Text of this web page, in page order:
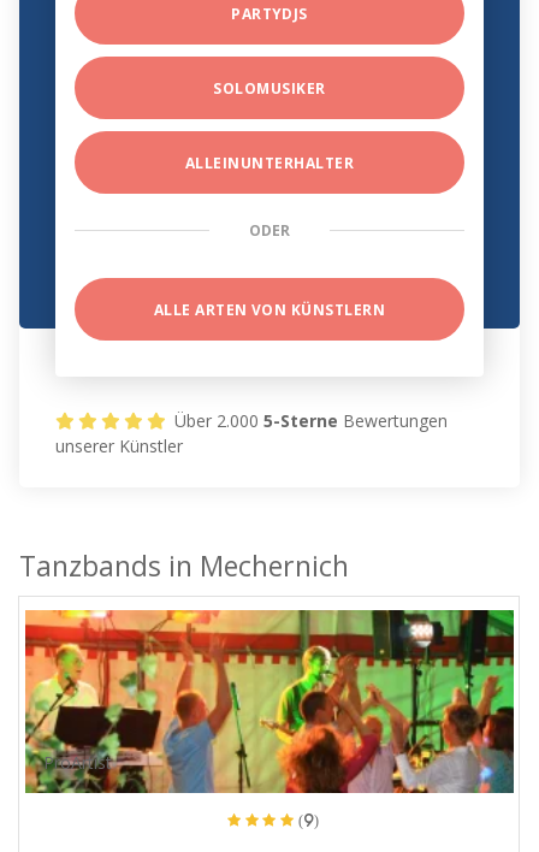
PARTYDJS
SOLOMUSIKER
ALLEINUNTERHALTER
ODER
ALLE ARTEN VON KÜNSTLERN
Über 2.0005-Sterne Bewertungen
unserer Künstler
Tanzbands in Mechernich
ProArtist
(9)